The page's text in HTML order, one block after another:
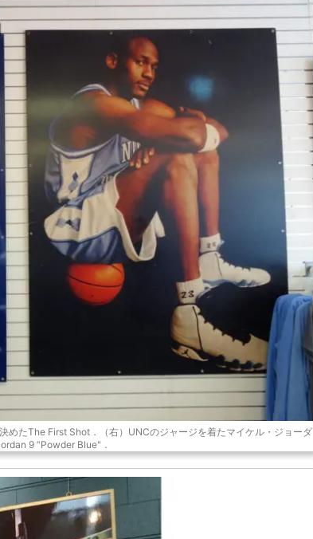
めたThe First Shot．（右）UNCのジャージを着たマイケル・ジョーダ
9 “Powder Blue"．